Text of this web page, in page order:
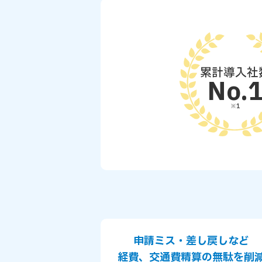
累計導入社
※1
申請ミス・差し戻しなど
経費、交通費精算の無駄を削